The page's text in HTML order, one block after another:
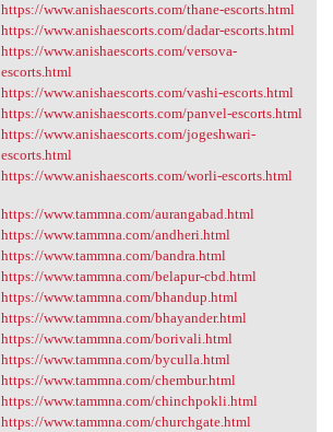
https://www.anishaescorts.com/thane-escorts.html
https://www.anishaescorts.com/dadar-escorts.html
https://www.anishaescorts.com/versova-
escorts.html
https://www.anishaescorts.com/vashi-escorts.html
https://www.anishaescorts.com/panvel-escorts.html
https://www.anishaescorts.com/jogeshwari-
escorts.html
https://www.anishaescorts.com/worli-escorts.html
https://www.tammna.com/aurangabad.html
https://www.tammna.com/andheri.html
https://www.tammna.com/bandra.html
https://www.tammna.com/belapur-cbd.html
https://www.tammna.com/bhandup.html
https://www.tammna.com/bhayander.html
https://www.tammna.com/borivali.html
https://www.tammna.com/byculla.html
https://www.tammna.com/chembur.html
https://www.tammna.com/chinchpokli.html
https://www.tammna.com/churchgate.html